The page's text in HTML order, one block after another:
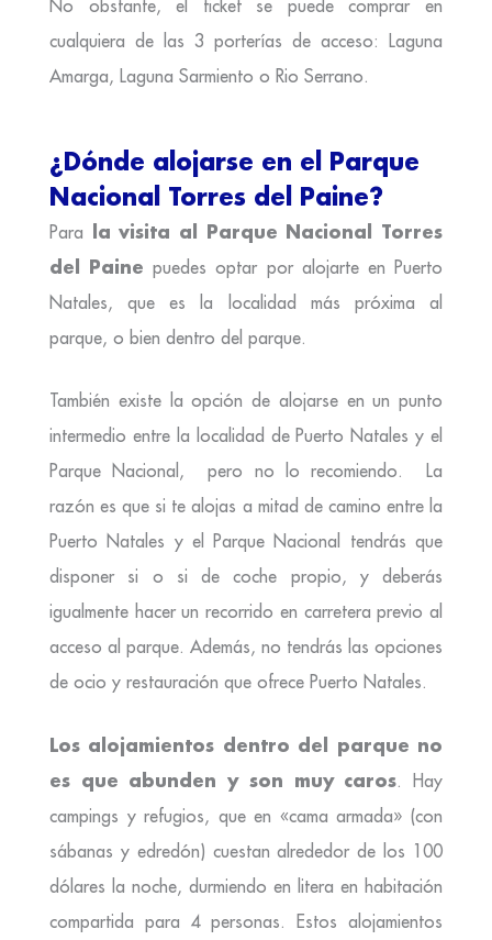
No obstante, el ticket se puede comprar en
cualquiera de las 3 porterías de acceso: Laguna
Amarga, Laguna Sarmiento o Rio Serrano.
¿Dónde alojarse en el Parque
Nacional Torres del Paine?
Para la visita al Parque Nacional Torres
del Paine puedes optar por alojarte en Puerto
Natales, que es la localidad más próxima al
parque, o bien dentro del parque.
También existe la opción de alojarse en un punto
intermedio entre la localidad de Puerto Natales y el
Parque Nacional, pero no lo recomiendo. La
razón es que si te alojas a mitad de camino entre la
Puerto Natales y el Parque Nacional tendrás que
disponer si o si de coche propio, y deberás
igualmente hacer un recorrido en carretera previo al
acceso al parque. Además, no tendrás las opciones
de ocio y restauración que ofrece Puerto Natales.
Los alojamientos dentro del parque no
es que abunden y son muy caros. Hay
campings y refugios, que en «cama armada» (con
sábanas y edredón) cuestan alrededor de los 100
dólares la noche, durmiendo en litera en habitación
compartida para 4 personas. Estos alojamientos